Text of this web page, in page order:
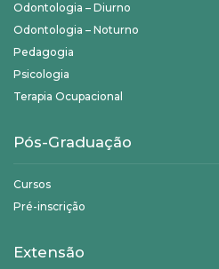
Odontologia – Diurno
Odontologia – Noturno
Pedagogia
Psicologia
Terapia Ocupacional
Pós-Graduação
Cursos
Pré-inscrição
Extensão